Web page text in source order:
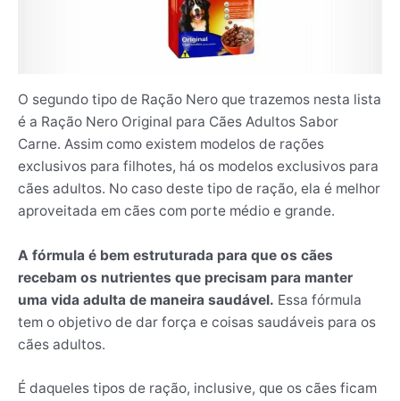
O segundo tipo de Ração Nero que trazemos nesta lista
é a Ração Nero Original para Cães Adultos Sabor
Carne. Assim como existem modelos de rações
exclusivos para filhotes, há os modelos exclusivos para
cães adultos. No caso deste tipo de ração, ela é melhor
aproveitada em cães com porte médio e grande.
A fórmula é bem estruturada para que os cães
recebam os nutrientes que precisam para manter
uma vida adulta de maneira saudável. Essa fórmula
tem o objetivo de dar força e coisas saudáveis para os
cães adultos.
É daqueles tipos de ração, inclusive, que os cães ficam